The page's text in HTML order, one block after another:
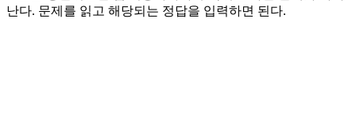
난다. 문제를 읽고 해당되는 정답을 입력하면 된다.